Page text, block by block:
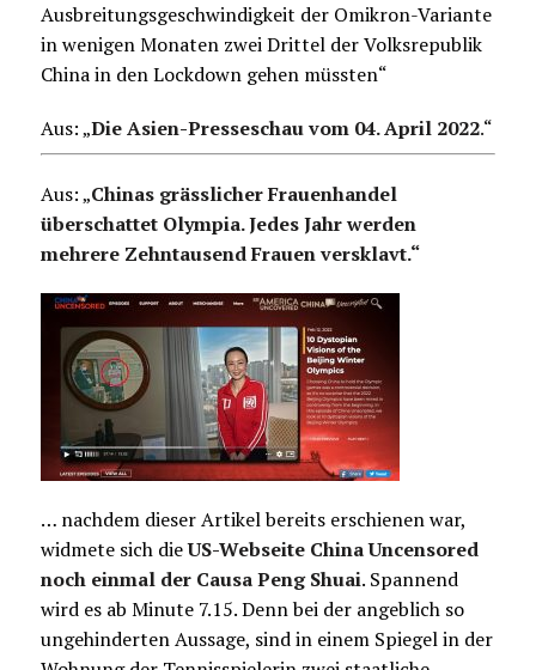
Ausbreitungsgeschwindigkeit der Omikron-Variante
in wenigen Monaten zwei Drittel der Volksrepublik
China in den Lockdown gehen müssten“
Aus: „Die Asien-Presseschau vom 04. April 2022.“
Aus: „Chinas grässlicher Frauenhandel
überschattet Olympia. Jedes Jahr werden
mehrere Zehntausend Frauen versklavt.“
… nachdem dieser Artikel bereits erschienen war,
widmete sich dieUS-Webseite China Uncensored
noch einmal der Causa Peng Shuai. Spannend
wird es ab Minute 7.15. Denn bei der angeblich so
ungehinderten Aussage, sind in einem Spiegel in der